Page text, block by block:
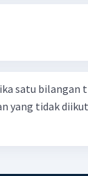
satu
yang tidak